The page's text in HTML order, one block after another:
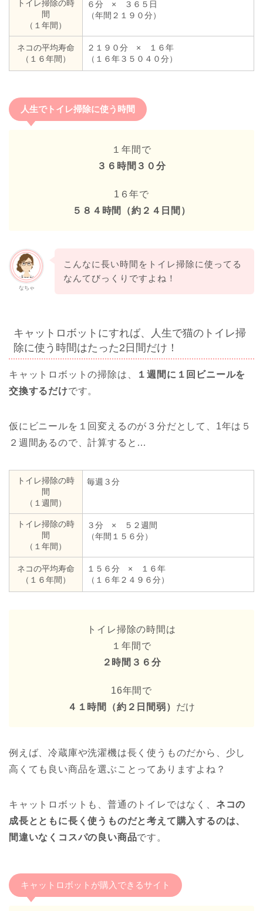
トイレ掃除の時
間
（１年間）
６分 × ３６５日
（年間２１９０分）
ネコの平均寿命
（１６年間）
２１９０分 × １６年
（１６年３５０４０分）
人生でトイレ掃除に使う時間
１年間で
３６時間３０分
1６年で
５８４時間（約２４日間）
なちゃ
こんなに長い時間をトイレ掃除に使ってる
なんてびっくりですよね！
キャットロボットにすれば、人生で猫のトイレ掃
除に使う時間はたった2日間だけ！
キャットロボットの掃除は、
１週間に１回ビニールを
交換するだけです。
仮にビニールを１回変えるのが３分だとして、1年は５
２週間あるので、計算すると…
トイレ掃除の時
間
（１週間）
毎週３分
トイレ掃除の時
間
（１年間）
３分 × ５２週間
（年間１５６分）
ネコの平均寿命
（１６年間）
１５６分 × １６年
（１６年２４９６分）
トイレ掃除の時間は
１年間で
２時間３６分
16年間で
４１時間（約２日間弱） だけ
例えば、冷蔵庫や洗濯機は長く使うものだから、少し
高くても良い商品を選ぶことってありますよね？
キャットロボットも、普通のトイレではなく、 ネコの
成長とともに長く使うものだと考えて購入するのは、
間違いなくコスパの良い商品です。
キャットロボットが購入できるサイト